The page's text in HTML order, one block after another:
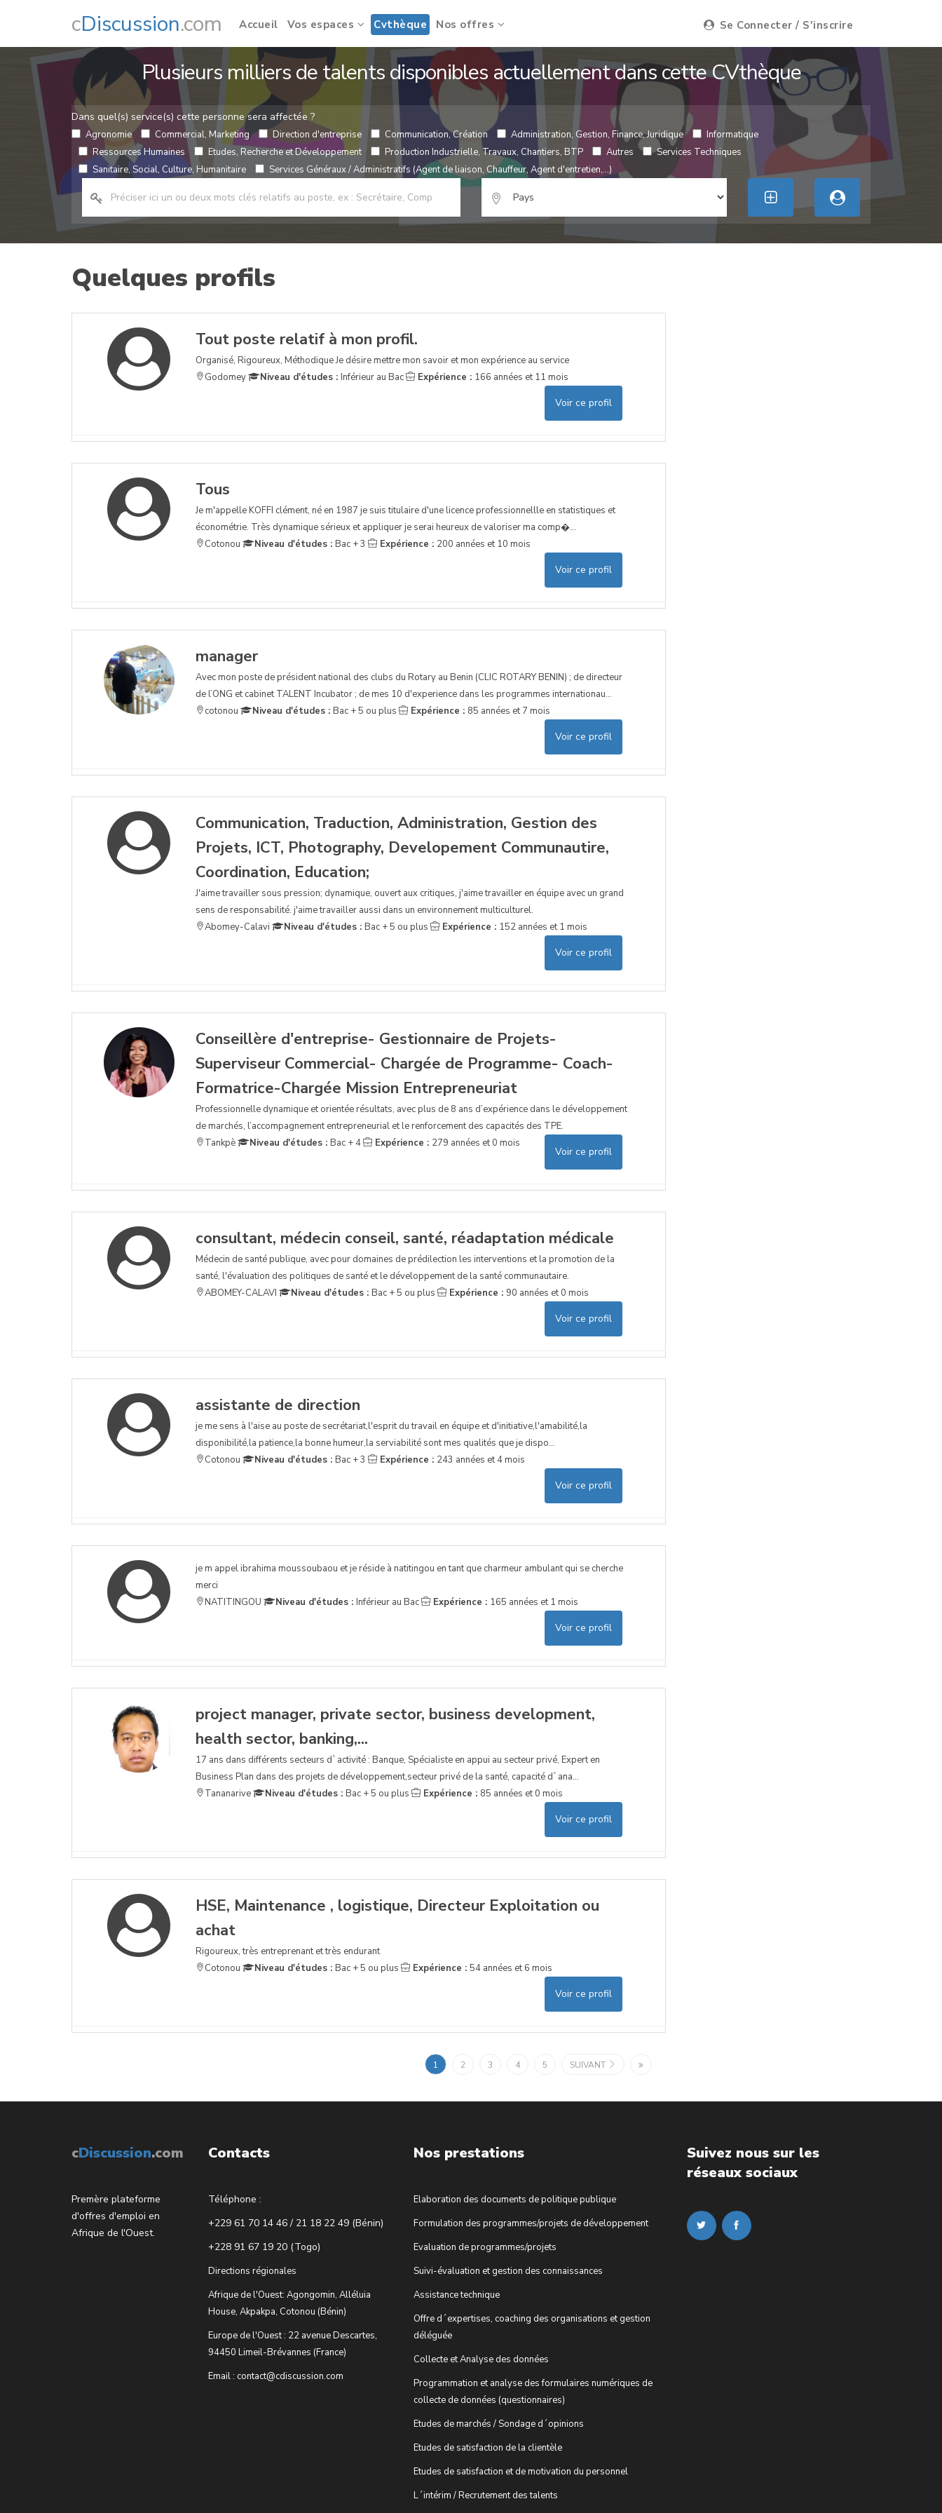
cDiscussion.com Accueil Vos espaces Cvthèque Nos offres Se Connecter / S'inscrire
Plusieurs milliers de talents disponibles actuellement dans cette CVthèque
Dans quel(s) service(s) cette personne sera affectée ?
Agronomie Commercial, Marketing Direction d'entreprise Communication, Création Administration, Gestion, Finance, Juridique
Informatique
Ressources Humaines
Etudes, Recherche et Développement Production Industrielle, Travaux, Chantiers, BTP Autres
Services Techniques
Sanitaire, Social, Culture, Humanitaire
Services Généraux / Administratifs (Agent de liaison, Chauffeur, Agent d'entretien,...)
Quelques profils
Tout poste relatif à mon profil.
Organisé, Rigoureux, Méthodique Je désire mettre mon savoir et mon expérience au service
Godomey
Niveau d'études : Inférieur au Bac Expérience : 166 années et 11 mois
Voir ce profil
Tous
Je m'appelle KOFFI clément, né en 1987 je suis titulaire d'une licence professionnellle en statistiques et
économétrie. Très dynamique sérieux et appliquer je serai heureux de valoriser ma comp�...
Cotonou
Niveau d'études : Bac + 3 Expérience : 200 années et 10 mois
Voir ce profil
manager
Avec mon poste de président national des clubs du Rotary au Benin (CLIC ROTARY BENIN) ; de directeur
de l’ONG et cabinet TALENT Incubator ; de mes 10 d'experience dans les programmes internationau...
cotonou
Niveau d'études : Bac + 5 ou plus Expérience : 85 années et 7 mois
Voir ce profil
Communication, Traduction, Administration, Gestion des
Projets, ICT, Photography, Developement Communautire,
Coordination, Education;
J'aime travailler sous pression; dynamique, ouvert aux critiques, j'aime travailler en équipe avec un grand
sens de responsabilité. j'aime travailler aussi dans un environnement multiculturel.
Abomey-Calavi
Niveau d'études : Bac + 5 ou plus Expérience : 152 années et 1 mois
Voir ce profil
Conseillère d'entreprise- Gestionnaire de Projets-
Superviseur Commercial- Chargée de Programme- Coach-
Formatrice-Chargée Mission Entrepreneuriat
Professionnelle dynamique et orientée résultats, avec plus de 8 ans d’expérience dans le développement
de marchés, l’accompagnement entrepreneurial et le renforcement des capacités des TPE.
Tankpè
Niveau d'études : Bac + 4 Expérience : 279 années et 0 mois
Voir ce profil
consultant, médecin conseil, santé, réadaptation médicale
Médecin de santé publique, avec pour domaines de prédilection les interventions et la promotion de la
santé, l'évaluation des politiques de santé et le développement de la santé communautaire.
ABOMEY-CALAVI
Niveau d'études : Bac + 5 ou plus Expérience : 90 années et 0 mois
Voir ce profil
assistante de direction
je me sens à l'aise au poste de secrétariat,l'esprit du travail en équipe et d'initiative,l'amabilité,la
disponibilité,la patience,la bonne humeur,la serviabilité sont mes qualités que je dispo...
Cotonou
Niveau d'études : Bac + 3 Expérience : 243 années et 4 mois
Voir ce profil
je m appel ibrahima moussoubaou et je réside à natitingou en tant que charmeur ambulant qui se cherche
merci
NATITINGOU
Niveau d'études : Inférieur au Bac Expérience : 165 années et 1 mois
Voir ce profil
project manager, private sector, business development,
health sector, banking,...
17 ans dans différents secteurs d`activité : Banque, Spécialiste en appui au secteur privé, Expert en
Business Plan dans des projets de développement,secteur privé de la santé, capacité d`ana...
Tananarive
Niveau d'études : Bac + 5 ou plus Expérience : 85 années et 0 mois
Voir ce profil
HSE, Maintenance , logistique, Directeur Exploitation ou
achat
Rigoureux, très entreprenant et très endurant
Cotonou
Niveau d'études : Bac + 5 ou plus Expérience : 54 années et 6 mois
Voir ce profil
1 2 3 4 5 SUIVANT
cDiscussion.com
Premère plateforme
d'offres d'emploi en
Afrique de l'Ouest.
Contacts
Téléphone :
+229 61 70 14 46 / 21 18 22 49 (Bénin)
+228 91 67 19 20 (Togo)
Directions régionales
Afrique de l'Ouest: Agongomin, Alléluia
House, Akpakpa, Cotonou (Bénin)
Europe de l'Ouest : 22 avenue Descartes,
94450 Limeil-Brévannes (France)
Email : contact@cdiscussion.com
Nos prestations
Elaboration des documents de politique publique
Formulation des programmes/projets de développement
Evaluation de programmes/projets
Suivi-évaluation et gestion des connaissances
Assistance technique
Offre d´expertises, coaching des organisations et gestion
déléguée
Collecte et Analyse des données
Programmation et analyse des formulaires numériques de
collecte de données (questionnaires)
Etudes de marchés / Sondage d´opinions
Etudes de satisfaction de la clientèle
Etudes de satisfaction et de motivation du personnel
L´intérim / Recrutement des talents
Suivez nous sur les
réseaux sociaux